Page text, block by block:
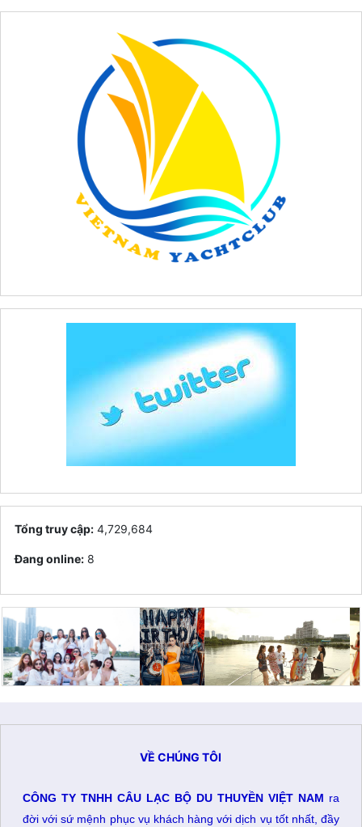
Tổng truy cập: 4,729,684
Đang online: 8
VỀ CHÚNG TÔI
CÔNG TY TNHH CÂU LẠC BỘ DU THUYỀN VIỆT NAM ra
đời với sứ mệnh phục vụ khách hàng với dịch vụ tốt nhất, đầy